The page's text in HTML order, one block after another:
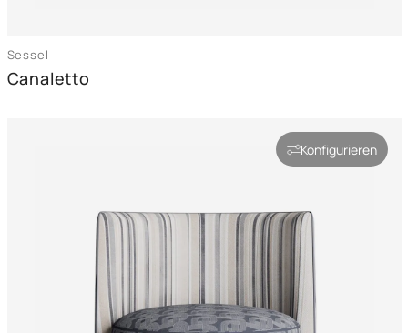
Sessel
Canaletto
Konfigurieren